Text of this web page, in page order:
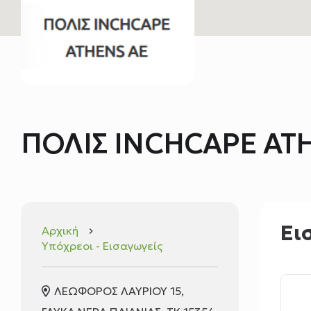
ΠΟΛΙΣ INCHCAPE
Αρχική keyboard_arrow_right
Υπόχρεοι - Εισαγωγείς
ΛΕΩΦΟΡΟΣ ΛΑΥΡΙΟΥ 15,